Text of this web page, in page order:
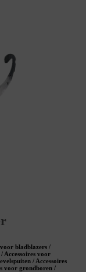
bladblazers /
Accessoires voor
/ Accessoires
voor grondboren /